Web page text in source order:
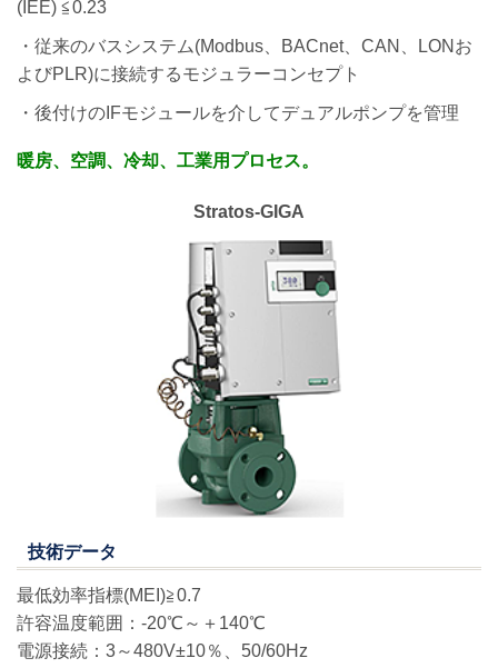
(IEE) ≦0.23
・従来のバスシステム(Modbus、BACnet、CAN、LONお
よびPLR)に接続するモジュラーコンセプト
・後付けのIFモジュールを介してデュアルポンプを管理
暖房、空調、冷却、工業用プロセス。
Stratos-GIGA
技術データ
最低効率指標(MEI)≧0.7
許容温度範囲：-20℃～＋140℃
電源接続：3～480V±10％、50/60Hz